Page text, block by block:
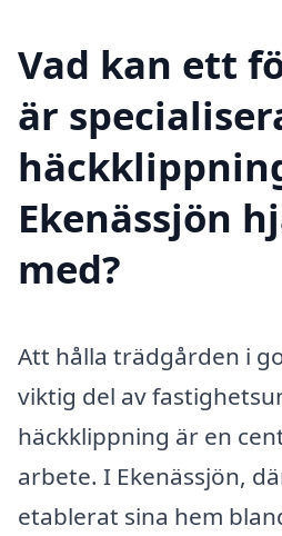
Vad kan ett
är
Ekenässjön
med?
Att hålla trädgården i
viktig del av
häckklippning är en
arbete. I Ekenässjön,
etablerat sina hem